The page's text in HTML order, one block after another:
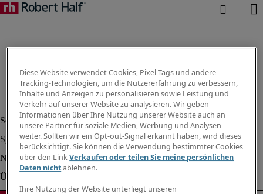
Diese Website verwendet Cookies, Pixel-Tags und andere
Tracking-Technologien, um die Nutzererfahrung zu verbessern,
Inhalte und Anzeigen zu personalisieren sowie Leistung und
Verkehr auf unserer Website zu analysieren. Wir geben
Informationen über Ihre Nutzung unserer Website auch an
unsere Partner für soziale Medien, Werbung und Analysen
weiter. Sollten wir ein Opt-out-Signal erkannt haben, wird dieses
berücksichtigt. Sie können die Verwendung bestimmter Cookies
über den LinkVerkaufen oder teilen Sie meine persönlichen
Daten nichtablehnen.
Ihre Nutzung der Website unterliegt unseren